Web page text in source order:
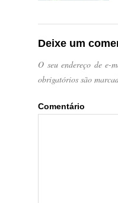
Deixe um
O seu endereço de e-
obrigatórios são